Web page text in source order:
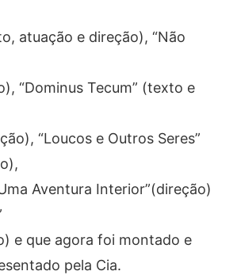
atuação e direção), “Não
“Dominus Tecum” (texto e
“Loucos e Outros Seres”
Aventura Interior”(direção)
e que agora foi montado e
pela Cia.